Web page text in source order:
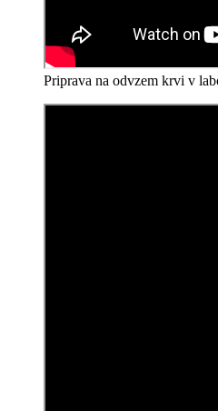
Priprava na odvzem krvi v